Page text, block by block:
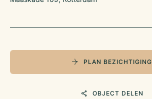
PLAN BEZICHTIGING
OBJECT DELEN